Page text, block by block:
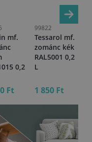
mf.
0,2
Ft
99822
Tessarol mf.
zománc kék
RAL5001 0,2
L
1 850 Ft